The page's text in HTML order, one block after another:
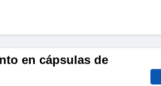
en cápsulas de